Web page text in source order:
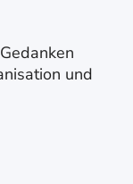
und